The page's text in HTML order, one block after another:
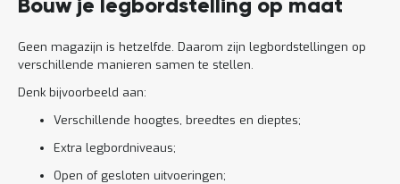
Bouw je legbordstelling op maat
Geen magazijn is hetzelfde. Daarom zijn legbordstellingen op
verschillende manieren samen te stellen.
Denk bijvoorbeeld aan:
Verschillende hoogtes, breedtes en dieptes;
Extra legbordniveaus;
Open of gesloten uitvoeringen;